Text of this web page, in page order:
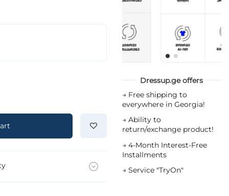
Dressup.ge offers
→ Free shipping to
everywhere in Georgia!
→ Ability to
return/exchange product!
→ 4-Month Interest-Free
Installments
→ Service "TryOn"